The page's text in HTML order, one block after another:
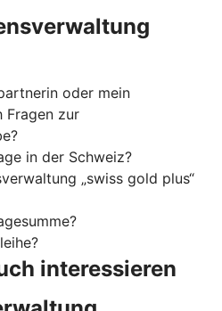
oder mein
Fragen zur
in der Schweiz?
„swiss gold plus“
interessieren